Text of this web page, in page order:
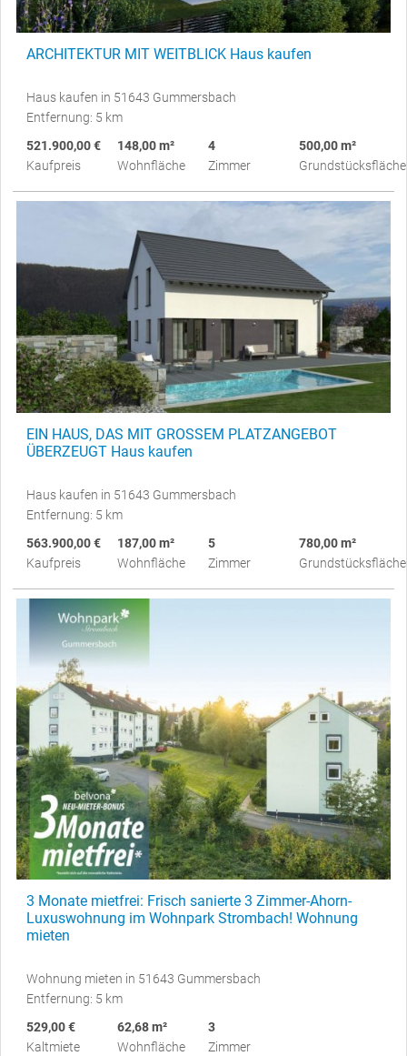
ARCHITEKTUR MIT WEITBLICK Haus kaufen
Haus kaufen in 51643 Gummersbach
Entfernung: 5 km
521.900,00 €
Kaufpreis
148,00 m²
Wohnfläche
4
Zimmer
500,00 m²
Grundstücksfläche
EIN HAUS, DAS MIT GROSSEM PLATZANGEBOT
ÜBERZEUGT Haus kaufen
Haus kaufen in 51643 Gummersbach
Entfernung: 5 km
563.900,00 €
Kaufpreis
187,00 m²
Wohnfläche
5
Zimmer
780,00 m²
Grundstücksfläche
3 Monate mietfrei: Frisch sanierte 3 Zimmer-Ahorn-
Luxuswohnung im Wohnpark Strombach! Wohnung
mieten
Wohnung mieten in 51643 Gummersbach
Entfernung: 5 km
529,00 €
Kaltmiete
62,68 m²
Wohnfläche
3
Zimmer